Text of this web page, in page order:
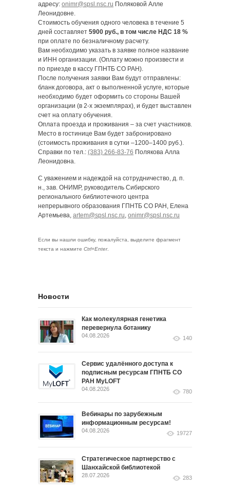
адресу: onimr@spsl.nsc.ru Поляковой Алле
Леонидовне.
Стоимость обучения одного человека в течение 5
дней составляет 5900 руб., в том числе НДС 18 %
при оплате по безналичному расчету.
Вам необходимо указать в заявке полное название
и ИНН организации. (Оплату можно произвести и
по приезде в кассу ГПНТБ СО РАН).
После получения заявки Вам будут отправлены:
бланк договора, акт о выполненной услуге, которые
необходимо будет оформить со стороны Вашей
организации (в 2-х экземплярах), и будет выставлен
счет на оплату обучения.
Оплата проезда и проживания – за счет участников.
Место в гостинице Вам будет забронировано
(стоимость проживания в сутки –1200–1400 руб.).
Справки по тел.: (383) 266-83-76 Полякова Алла
Леонидовна.
С уважением и надеждой на сотрудничество, д. п.
н., зав. ОНИМР, руководитель Сибирского
регионального библиотечного центра
непрерывного образования ГПНТБ СО РАН, Елена
Артемьева, artem@spsl.nsc.ru, onimr@spsl.nsc.ru
Если вы нашли ошибку, пожалуйста, выделите фрагмент
текста и нажмите Ctrl+Enter.
Новости
Как молекулярная генетика
перевернула ботанику
04.08.2026 140
Сервис удалённого доступа к
подписным ресурсам ГПНТБ СО
РАН MyLOFT
04.08.2026 780
Вебинары по зарубежным
информационным ресурсам!
04.08.2026 19727
Стратегическое партнерство с
Шанхайской библиотекой
28.07.2026 283